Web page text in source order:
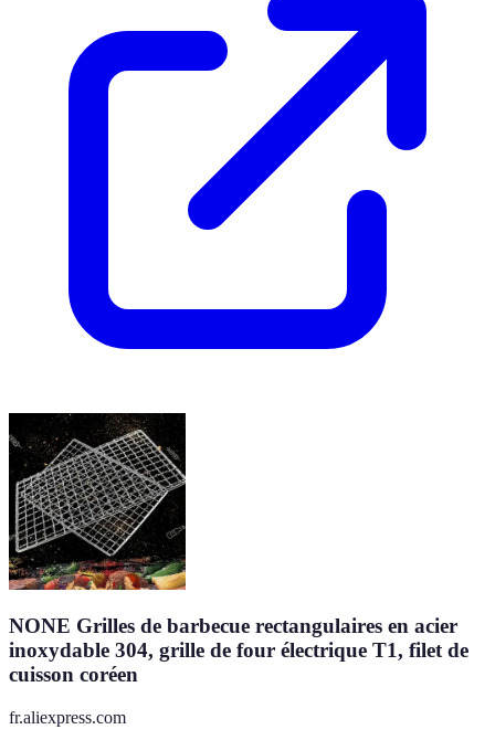
NONE Grilles de barbecue rectangulaires en acier
inoxydable 304, grille de four électrique T1, filet de
cuisson coréen
fr.aliexpress.com